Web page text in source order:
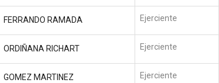
FERRANDO RAMADA Ejerciente
ORDIÑANA RICHART Ejerciente
GOMEZ MARTINEZ Ejerciente